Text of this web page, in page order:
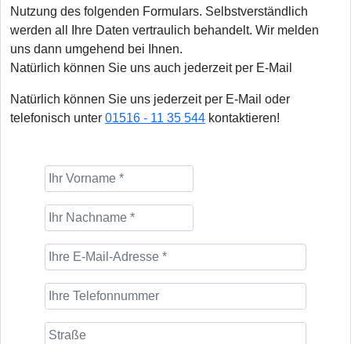
Nutzung des folgenden Formulars. Selbstverständlich
werden all Ihre Daten vertraulich behandelt. Wir melden
uns dann umgehend bei Ihnen.
Natürlich können Sie uns auch jederzeit per E-Mail
Natürlich können Sie uns jederzeit per E-Mail oder
telefonisch unter 01516 - 11 35 544 kontaktieren!